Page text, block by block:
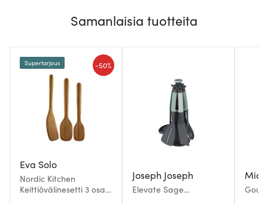
Samanlaisia tuotteita
Eva Solo
Nordic Kitchen
Keittiövälinesetti 3 osaa
-50%
Supertarjous
Joseph Joseph
Elevate Sage